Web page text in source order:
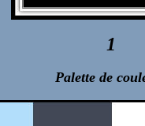
1
Palette de